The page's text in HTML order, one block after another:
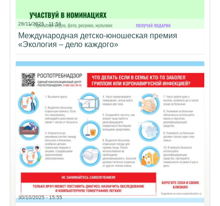
28/11/2025 - 11:56
Международная детско-юношеская премия
«Экология – дело каждого»
30/10/2025 - 15:55